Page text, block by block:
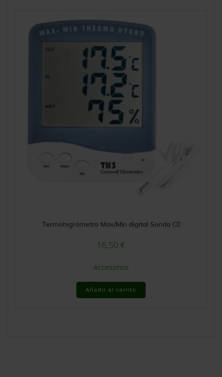
Termohigrómetro Max/Min digital Sonda CE
16,50 €
Accesorios
Añadir al carrito